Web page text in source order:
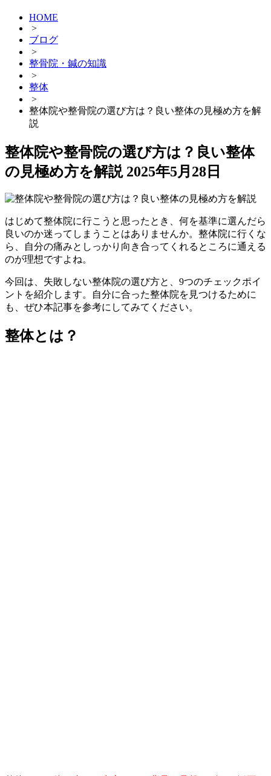
HOME
>
ブログ
>
整骨院・鍼の知識
>
整体
>
整体院や整骨院の選び方は？良い整体の見極め方を解
説
整体院や整骨院の選び方は？良い整体
の見極め方を解説 2025年5月28日
はじめて整体院に行こうと思ったとき、何を基準に選んだら
良いのか迷ってしまうことはありませんか。整体院に行くな
ら、自分の痛みとしっかり向き合ってくれるところに通える
のが理想ですよね。
今回は、失敗しない整体院の選び方と、9つのチェックポイ
ントを紹介します。自分に合った整体院を見つけるために
も、ぜひ本記事を参考にしてみてください。
整体とは？